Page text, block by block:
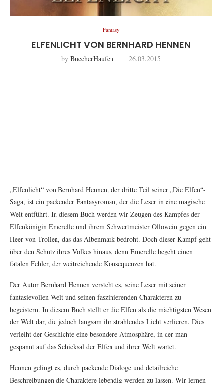
Fantasy
ELFENLICHT VON BERNHARD HENNEN
by BuecherHaufen 26.03.2015
„Elfenlicht“ von Bernhard Hennen, der dritte Teil seiner „Die Elfen“-
Saga, ist ein packender Fantasyroman, der die Leser in eine magische
Welt entführt. In diesem Buch werden wir Zeugen des Kampfes der
Elfenkönigin Emerelle und ihrem Schwertmeister Ollowein gegen ein
Heer von Trollen, das das Albenmark bedroht. Doch dieser Kampf geht
über den Schutz ihres Volkes hinaus, denn Emerelle begeht einen
fatalen Fehler, der weitreichende Konsequenzen hat.
Der Autor Bernhard Hennen versteht es, seine Leser mit seiner
fantasievollen Welt und seinen faszinierenden Charakteren zu
begeistern. In diesem Buch stellt er die Elfen als die mächtigsten Wesen
der Welt dar, die jedoch langsam ihr strahlendes Licht verlieren. Dies
verleiht der Geschichte eine besondere Atmosphäre, in der man
gespannt auf das Schicksal der Elfen und ihrer Welt wartet.
Hennen gelingt es, durch packende Dialoge und detailreiche
Beschreibungen die Charaktere lebendig werden zu lassen. Wir lernen